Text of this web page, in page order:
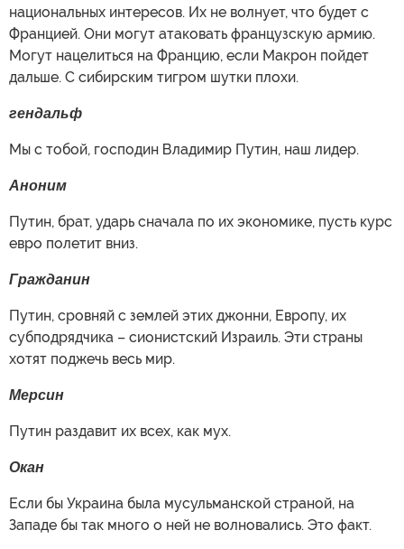
национальных интересов. Их не волнует, что будет с
Францией. Они могут атаковать французскую армию.
Могут нацелиться на Францию, если Макрон пойдет
дальше. С сибирским тигром шутки плохи.
гендальф
Мы с тобой, господин Владимир Путин, наш лидер.
Аноним
Путин, брат, ударь сначала по их экономике, пусть курс
евро полетит вниз.
Гражданин
Путин, сровняй с землей этих джонни, Европу, их
субподрядчика – сионистский Израиль. Эти страны
хотят поджечь весь мир.
Мерсин
Путин раздавит их всех, как мух.
Окан
Если бы Украина была мусульманской страной, на
Западе бы так много о ней не волновались. Это факт.